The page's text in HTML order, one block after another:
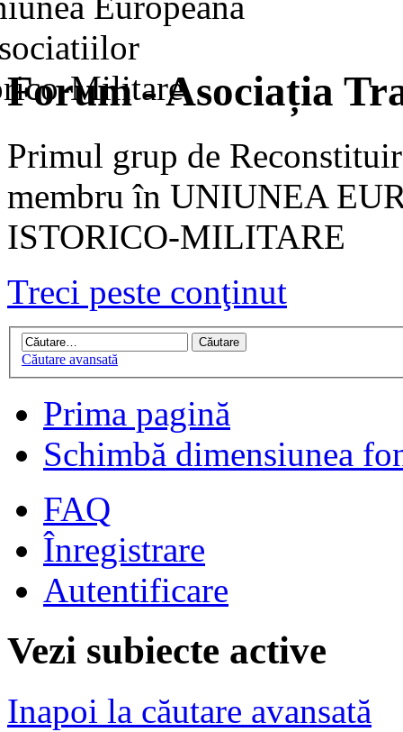
Forum - Asociația
Primul grup de
membru în UNIUNEA
ISTORICO-MILITARE
Treci peste conţinut
Căutare avansată
Prima pagină
Schimbă dimensiunea
FAQ
Înregistrare
Autentificare
Vezi subiecte active
Inapoi la căutare avansată